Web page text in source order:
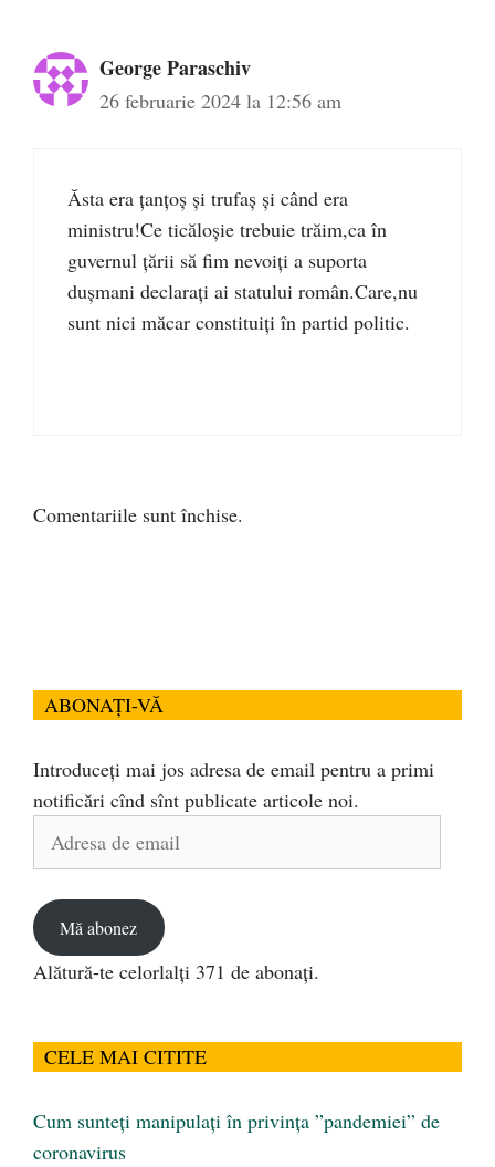
George Paraschiv
26 februarie 2024 la 12:56 am
Ăsta era țanțoș și trufaș și când era
ministru!Ce ticăloșie trebuie trăim,ca în
guvernul țării să fim nevoiți a suporta
dușmani declarați ai statului român.Care,nu
sunt nici măcar constituiți în partid politic.
Comentariile sunt închise.
ABONAȚI-VĂ
Introduceți mai jos adresa de email pentru a primi
notificări cînd sînt publicate articole noi.
Adresa
Mă abonez
Alătură-te celorlalți 371 de abonați.
CELE MAI CITITE
Cum sunteți manipulați în privința ”pandemiei” de
coronavirus